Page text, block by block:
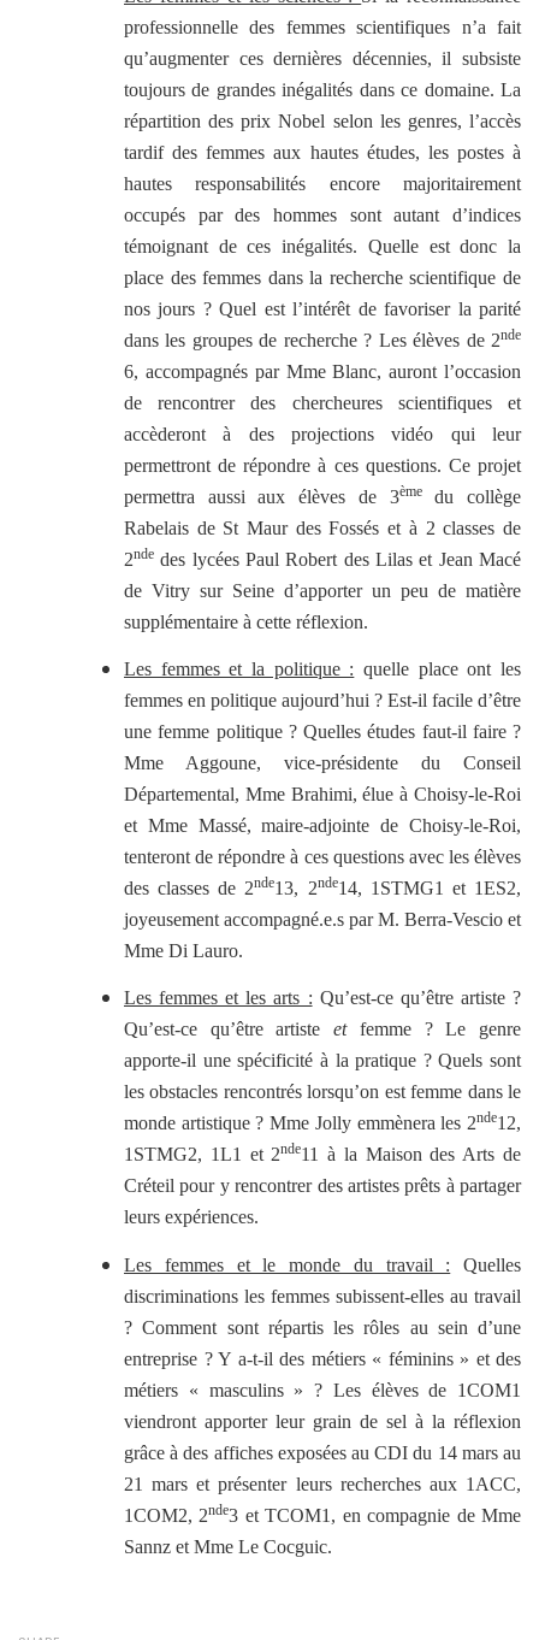
professionnelle des femmes scientifiques n’a fait
qu’augmenter ces dernières décennies, il subsiste
toujours de grandes inégalités dans ce domaine. La
répartition des prix Nobel selon les genres, l’accès
tardif des femmes aux hautes études, les postes à
hautes responsabilités encore majoritairement
occupés par des hommes sont autant d’indices
témoignant de ces inégalités. Quelle est donc la
place des femmes dans la recherche scientifique de
nos jours ? Quel est l’intérêt de favoriser la parité
dans les groupes de recherche ? Les élèves de 2nde
6, accompagnés par Mme Blanc, auront l’occasion
de rencontrer des chercheures scientifiques et
accèderont à des projections vidéo qui leur
permettront de répondre à ces questions. Ce projet
permettra aussi aux élèves de 3èmedu collège
Rabelais de St Maur des Fossés et à 2 classes de
2nde des lycées Paul Robert des Lilas et Jean Macé
de Vitry sur Seine d’apporter un peu de matière
supplémentaire à cette réflexion.
Les femmes et la politique : quelle place ont les
femmes en politique aujourd’hui ? Est-il facile d’être
une femme politique ? Quelles études faut-il faire ?
Mme Aggoune, vice-présidente du Conseil
Départemental, Mme Brahimi, élue à Choisy-le-Roi
et Mme Massé, maire-adjointe de Choisy-le-Roi,
tenteront de répondre à ces questions avec les élèves
des classes de 2nde13, 2nde14, 1STMG1 et 1ES2,
joyeusement accompagné.e.s par M. Berra-Vescio et
Mme Di Lauro.
Les femmes et les arts : Qu’est-ce qu’être artiste ?
Qu’est-ce qu’être artisteetfemme ? Le genre
apporte-il une spécificité à la pratique ? Quels sont
les obstacles rencontrés lorsqu’on est femme dans le
monde artistique ? Mme Jolly emmènera les 2nde12,
1STMG2, 1L1 et 2nde11 à la Maison des Arts de
Créteil pour y rencontrer des artistes prêts à partager
leurs expériences.
Les femmes et le monde du travail : Quelles
discriminations les femmes subissent-elles au travail
? Comment sont répartis les rôles au sein d’une
entreprise ? Y a-t-il des métiers « féminins » et des
métiers « masculins » ? Les élèves de 1COM1
viendront apporter leur grain de sel à la réflexion
grâce à des affiches exposées au CDI du 14 mars au
21 mars et présenter leurs recherches aux 1ACC,
1COM2, 2nde3 et TCOM1, en compagnie de Mme
Sannz et Mme Le Cocguic.